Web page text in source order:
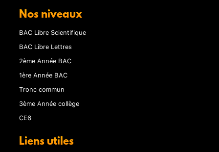
Nos niveaux
BAC Libre Scientifique
BAC Libre Lettres
2ème Année BAC
1ère Année BAC
Tronc commun
3ème Année collège
CE6
Liens utiles